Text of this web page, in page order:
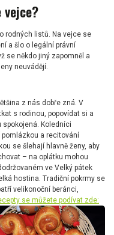
rodných listů. Na vejce se
a šlo o legální právní
se někdo jiný zapomněl a
neuvádějí.
z nás dobře zná. V
s rodinou, popovídat si a
Koledníci
a recitování
se šlehají hlavně ženy, aby
– na oplátku mohou
ve Velký pátek
hostina. Tradiční pokrmy se
velikonoční beránci,
se můžete podívat zde: